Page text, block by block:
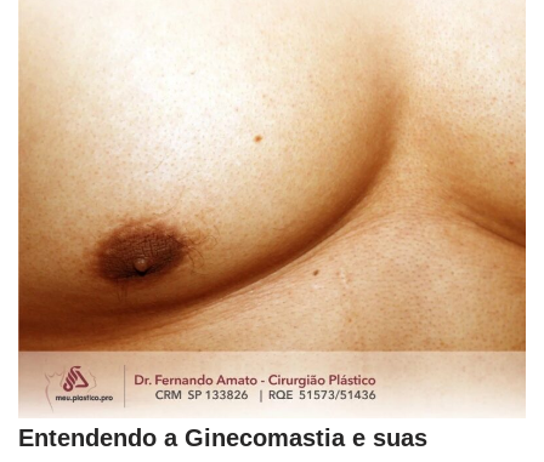
Entendendo a Ginecomastia e suas